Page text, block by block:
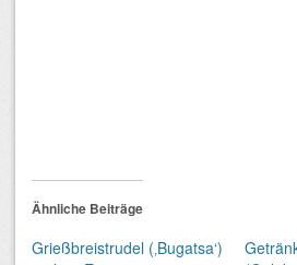
Ähnliche Beiträge
Grießbreistrudel (‚Bugatsa‘)